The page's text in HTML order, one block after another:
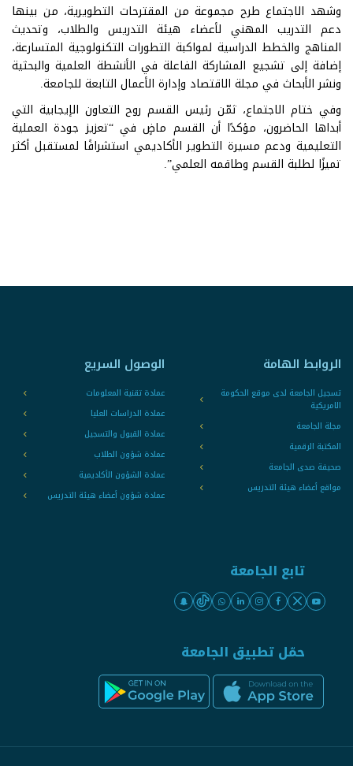
وشهد الاجتماع طرح مجموعة من المقترحات التطويرية، من بينها
دعم التدريب المهني لأعضاء هيئة التدريس والطلاب، وتحديث
المناهج والخطط الدراسية لمواكبة التطورات التكنولوجية المتسارعة،
إضافة إلى تشجيع المشاركة الفاعلة في الأنشطة العلمية والبحثية
ونشر الأبحاث في مجلة الاقتصاد وإدارة الأعمال التابعة للجامعة.
وفي ختام الاجتماع، ثمّن رئيس القسم روح التعاون الإيجابية التي
أبداها الحاضرون، مؤكدًا أن القسم ماضٍ في “تعزيز جودة العملية
التعليمية ودعم مسيرة التطوير الأكاديمي استشرافًا لمستقبل أكثر
تميزًا لطلبة القسم وطاقمه العلمي”.
الروابط الهامة
تسجيل الجامعة لدى موقع الحكومة
الامريكية
مجلة الجامعة
المكتبة الرقمية
صحيفة صدى الجامعة
مواقع أعضاء هيئة التدريس
الوصول السريع
عمادة تقنية المعلومات
عمادة الدراسات العليا
عمادة القبول والتسجيل
عمادة شؤون الطلاب
عمادة الشؤون الأكاديمية
عمادة شؤون أعضاء هيئة التدريس
تابع الجامعة
حمّل تطبيق الجامعة